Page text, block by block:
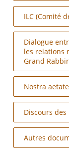
ILC (Comité
Dialogue
les relations
Grand
Nostra
Discours des
Autres